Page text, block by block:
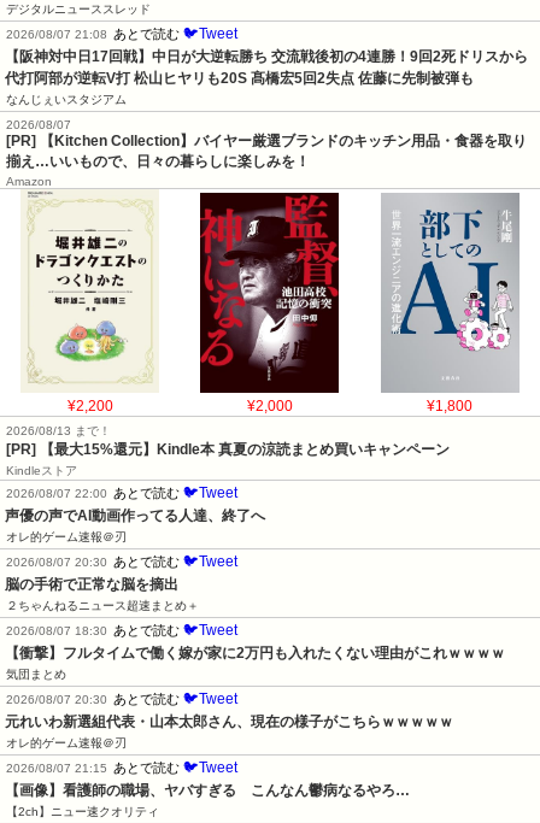
デジタルニューススレッド
2026/08/07 21:08
あとで読む 🐦Tweet
【阪神対中日17回戦】中日が大逆転勝ち 交流戦後初の4連勝！9回2死ドリスから
代打阿部が逆転V打 松山ヒヤリも20S 髙橋宏5回2失点 佐藤に先制被弾も
なんじぇいスタジアム
2026/08/07
[PR] 【Kitchen Collection】バイヤー厳選ブランドのキッチン用品・食器を取り
揃え…いいもので、日々の暮らしに楽しみを！
Amazon
¥2,200 ¥2,000 ¥1,800
2026/08/13 まで！
[PR] 【最大15%還元】Kindle本 真夏の涼読まとめ買いキャンペーン
Kindleストア
2026/08/07 22:00
あとで読む 🐦Tweet
声優の声でAI動画作ってる人達、終了へ
オレ的ゲーム速報＠刃
2026/08/07 20:30
あとで読む 🐦Tweet
脳の手術で正常な脳を摘出
２ちゃんねるニュース超速まとめ＋
2026/08/07 18:30
あとで読む 🐦Tweet
【衝撃】フルタイムで働く嫁が家に2万円も入れたくない理由がこれｗｗｗｗ
気団まとめ
2026/08/07 20:30
あとで読む 🐦Tweet
元れいわ新選組代表・山本太郎さん、現在の様子がこちらｗｗｗｗｗ
オレ的ゲーム速報＠刃
2026/08/07 21:15
あとで読む 🐦Tweet
【画像】看護師の職場、ヤバすぎる　こんなん鬱病なるやろ…
【2ch】ニュー速クオリティ